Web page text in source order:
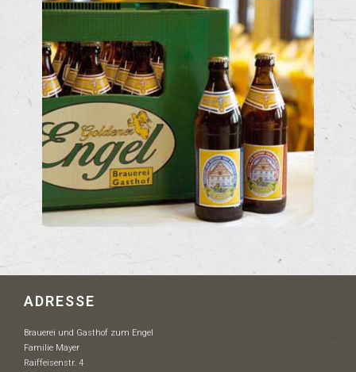
ADRESSE
Brauerei und Gasthof zum Engel
Familie Mayer
Raiffeisenstr. 4